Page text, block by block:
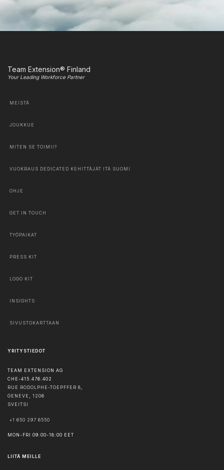
Team Extension® Finland
Your Leading Workforce Partner
MEISTÄ
JOUKKUE
MITEN SE TOIMII?
VUOKRAUS DEDICATED KEHITTÄJÄT ITÄ SUOMI
OHJE
GET IN TOUCH
TYÖPAIKAT
PRESS KIT
LOGO KIT
INSIGHTS
SIVUSTOKARTTAAN
YRITYSTIEDOT
TEAM EXTENSION AG
CHE-415.476.402
RUE RODOLPHE-TOEPFFER 8,
GENEVE , 1206
SVEITSI
+1 650 297 6550
MON-FRI 09:00-18:00 EET
LIITÄ MEILLE